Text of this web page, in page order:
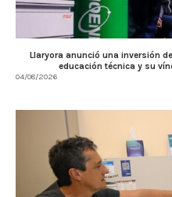
Llaryora anunció una inversión
educación técnica y su
04/08/2026